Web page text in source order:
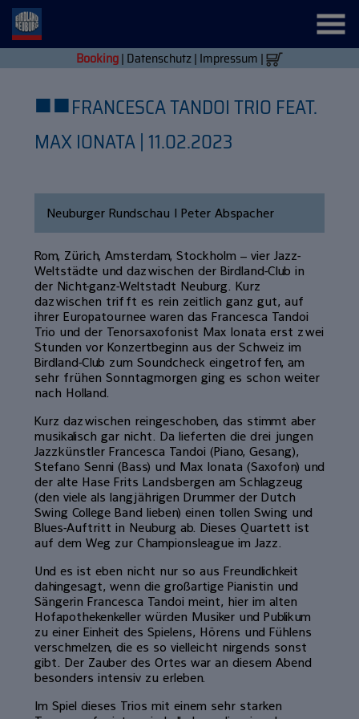
Booking| Datenschutz| Impressum |
■■FRANCESCA TANDOI TRIO FEAT.
MAX IONATA | 11.02.2023
Neuburger Rundschau | Peter Abspacher
Rom, Zürich, Amsterdam, Stockholm – vier Jazz-
Weltstädte und dazwischen der Birdland-Club in
der Nicht-ganz-Weltstadt Neuburg. Kurz
dazwischen trifft es rein zeitlich ganz gut, auf
ihrer Europatournee waren das Francesca Tandoi
Trio und der Tenorsaxofonist Max Ionata erst zwei
Stunden vor Konzertbeginn aus der Schweiz im
Birdland-Club zum Soundcheck eingetroffen, am
sehr frühen Sonntagmorgen ging es schon weiter
nach Holland.
Kurz dazwischen reingeschoben, das stimmt aber
musikalisch gar nicht. Da lieferten die drei jungen
Jazzkünstler Francesca Tandoi (Piano, Gesang),
Stefano Senni (Bass) und Max Ionata (Saxofon) und
der alte Hase Frits Landsbergen am Schlagzeug
(den viele als langjährigen Drummer der Dutch
Swing College Band lieben) einen tollen Swing und
Blues-Auftritt in Neuburg ab. Dieses Quartett ist
auf dem Weg zur Championsleague im Jazz.
Und es ist eben nicht nur so aus Freundlichkeit
dahingesagt, wenn die großartige Pianistin und
Sängerin Francesca Tandoi meint, hier im alten
Hofapothekenkeller würden Musiker und Publikum
zu einer Einheit des Spielens, Hörens und Fühlens
verschmelzen, die es so vielleicht nirgends sonst
gibt. Der Zauber des Ortes war an diesem Abend
besonders intensiv zu erleben.
Im Spiel dieses Trios mit einem sehr starken